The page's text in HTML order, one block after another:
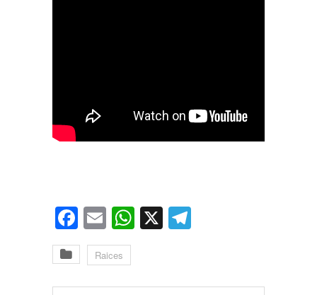
Facebook
EmailWhatsApp
X
Raices